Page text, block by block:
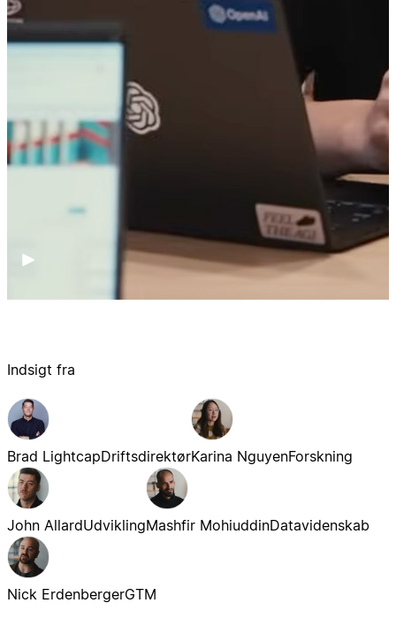
Indsigt fra
Brad LightcapDriftsdirektørKarina NguyenForskning
John AllardUdviklingMashfir MohiuddinDatavidenskab
Nick ErdenbergerGTM